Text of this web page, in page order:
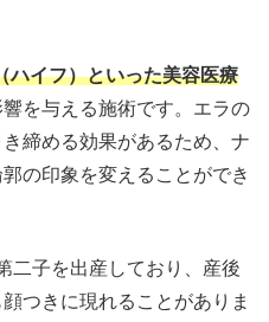
ハイフ）といった美容医療
を与える施術です。エラの
締める効果があるため、ナ
の印象を変えることができ
二子を出産しており、産後
つきに現れることがありま